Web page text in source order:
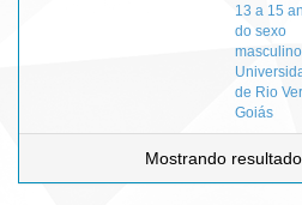
13 a 15
do sexo
de Rio
Goiás
Mostrando